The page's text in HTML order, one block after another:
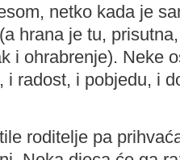
netko kada je
hrana je tu,
i ohrabrenje). Neke
i radost, i pobjedu, i
roditelje pa